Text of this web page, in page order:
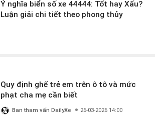
Ý nghĩa biển số xe 44444: Tốt hay Xấu?
Luận giải chi tiết theo phong thủy
Quy định ghế trẻ em trên ô tô và mức
phạt cha mẹ cần biết
Ban tham vấn DailyXe 26-03-2026 14:00